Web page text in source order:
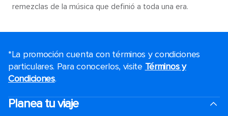
remezclas de la música que definió a toda una era.
*La promoción cuenta con términos y condiciones
particulares. Para conocerlos, visite Términos y
Condiciones.
Planea tu viaje